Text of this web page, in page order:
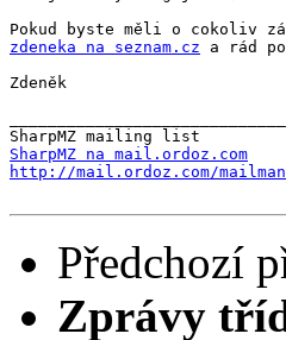
zdeneka na seznam.cz a rád
Zdeněk
SharpMZ na mail.ordoz.com
http://mail.ordoz.com/
Předchozí
Zprávy